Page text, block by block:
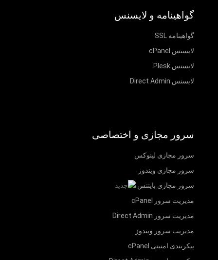
گواهینامه و لایسنس
گواهینامه SSL
لایسنس cPanel
لایسنس Plesk
لایسنس Direct Admin
سرور مجازی و اختصاصی
سرور مجازی لینوکس
سرور مجازی ویندوز
سرور مجازی بایننس
مدیریت سرور cPanel
مدیریت سرور Direct Admin
مدیریت سرور ویندوز
پیکربندی امنیتی cPanel